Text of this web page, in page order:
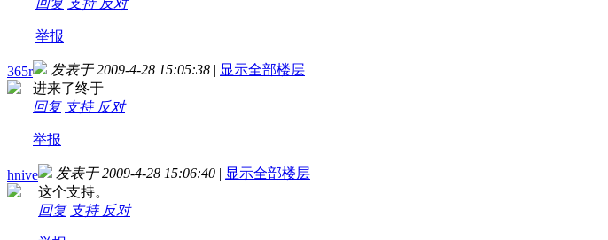
举报
365r 发表于 2009-4-28 15:05:38 | 显示全部楼层
进来了终于
回复 支持 反对
举报
hnive 发表于 2009-4-28 15:06:40 | 显示全部楼层
这个支持。
回复 支持 反对